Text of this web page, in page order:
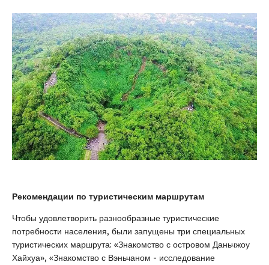
Рекомендации по туристическим маршрутам
Чтобы удовлетворить разнообразные туристические
потребности населения, были запущены три специальных
туристических маршрута: «Знакомство с островом Даньчжоу
Хайхуа», «Знакомство с Вэньчаном - исследование